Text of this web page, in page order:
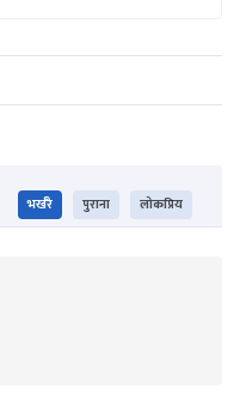
भर्खरै पुराना लोकप्रिय